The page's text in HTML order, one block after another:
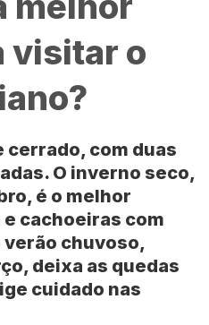
visitar o
cerrado, com duas
O inverno seco,
é o melhor
cachoeiras com
verão chuvoso,
deixa as quedas
cuidado nas